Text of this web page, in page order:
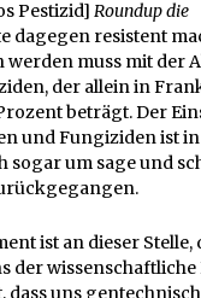
Pestizid] Roundup die
dagegen resistent
werden muss mit der
der allein in
beträgt. Der
und Fungiziden ist in
sogar um sage und
ist an dieser Stelle,
der wissenschaftliche
dass uns gentechnisch